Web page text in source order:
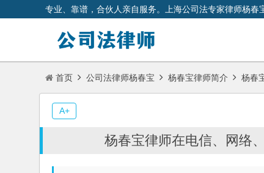
专业、靠谱，合伙人亲自服务。上海公司法专家律师杨春
首页 公司法律师杨春宝 杨春宝律师简介 杨春
杨春宝律师在电信、网络
A+